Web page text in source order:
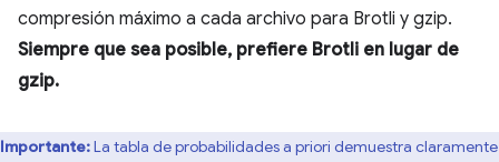
compresión máximo a cada archivo para Brotli y gzip.
Siempre que sea posible, prefiere Brotli en lugar de
gzip.
Importante:La tabla de probabilidades a priori demuestra claramente